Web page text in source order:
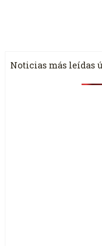
Noticias más leídas